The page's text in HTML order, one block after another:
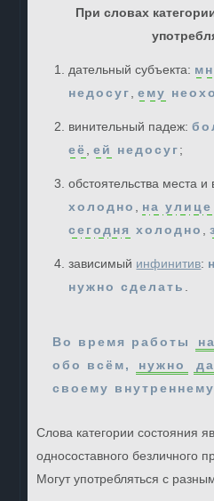
При словах
дательный субъекта:
недосуг
,ему
винительный падеж:
её
,ей недосуг;
обстоятельства места
холодно
на улице
сегодня холодно ,
зависимый инфинитив:
нужно сделать
Во время работы
обо всём,
нужно
своему
Слова категории состояния
односоставного безличного
Могут употребляться с